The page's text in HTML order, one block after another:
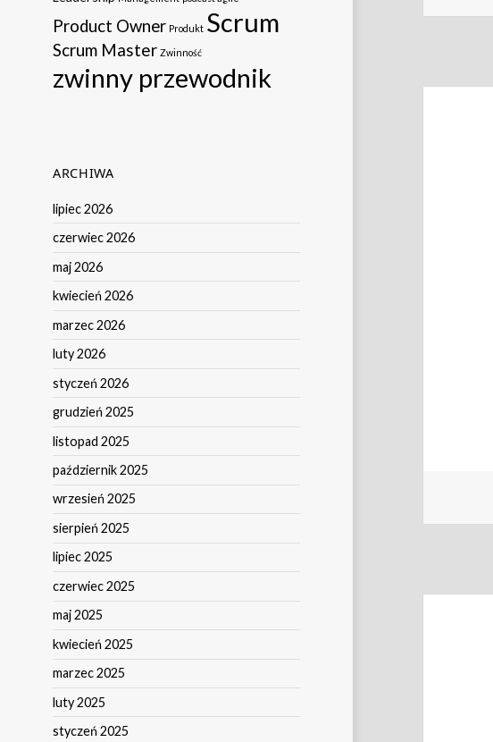
Product Owner Produkt Scrum
Scrum Master Zwinność
zwinny przewodnik
ARCHIWA
lipiec 2026
czerwiec 2026
maj 2026
kwiecień 2026
marzec 2026
luty 2026
styczeń 2026
grudzień 2025
listopad 2025
październik 2025
wrzesień 2025
sierpień 2025
lipiec 2025
czerwiec 2025
maj 2025
kwiecień 2025
marzec 2025
luty 2025
styczeń 2025